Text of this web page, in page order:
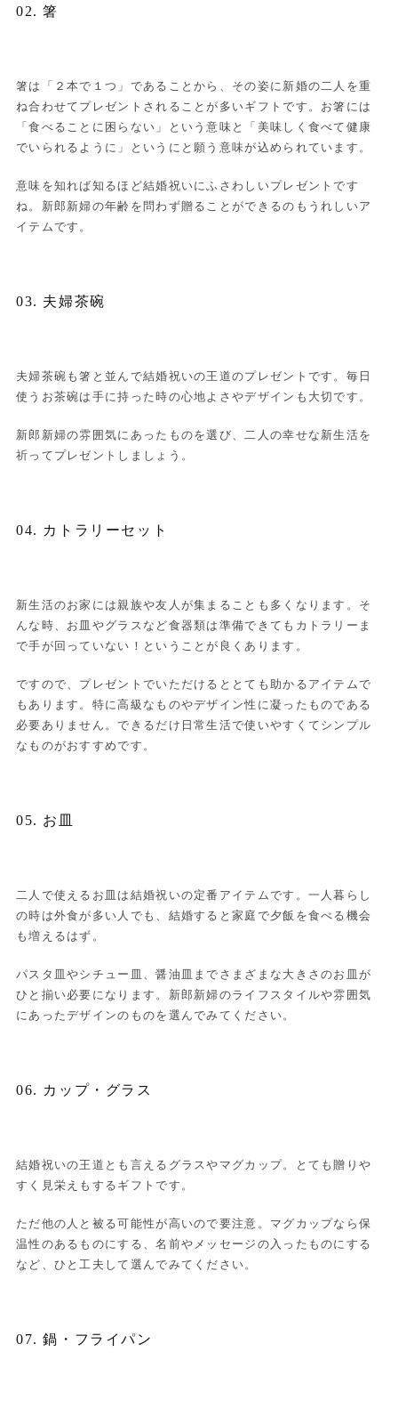
02. 箸
箸は「２本で１つ」であることから、その姿に新婚の二人を重
ね合わせてプレゼントされることが多いギフトです。お箸には
「食べることに困らない」という意味と「美味しく食べて健康
でいられるように」というにと願う意味が込められています。
意味を知れば知るほど結婚祝いにふさわしいプレゼントです
ね。新郎新婦の年齢を問わず贈ることができるのもうれしいア
イテムです。
03. 夫婦茶碗
夫婦茶碗も箸と並んで結婚祝いの王道のプレゼントです。毎日
使うお茶碗は手に持った時の心地よさやデザインも大切です。
新郎新婦の雰囲気にあったものを選び、二人の幸せな新生活を
祈ってプレゼントしましょう。
04. カトラリーセット
新生活のお家には親族や友人が集まることも多くなります。そ
んな時、お皿やグラスなど食器類は準備できてもカトラリーま
で手が回っていない！ということが良くあります。
ですので、プレゼントでいただけるととても助かるアイテムで
もあります。特に高級なものやデザイン性に凝ったものである
必要ありません。できるだけ日常生活で使いやすくてシンプル
なものがおすすめです。
05. お皿
二人で使えるお皿は結婚祝いの定番アイテムです。一人暮らし
の時は外食が多い人でも、結婚すると家庭で夕飯を食べる機会
も増えるはず。
パスタ皿やシチュー皿、醤油皿までさまざまな大きさのお皿が
ひと揃い必要になります。新郎新婦のライフスタイルや雰囲気
にあったデザインのものを選んでみてください。
06. カップ・グラス
結婚祝いの王道とも言えるグラスやマグカップ。とても贈りや
すく見栄えもするギフトです。
ただ他の人と被る可能性が高いので要注意。マグカップなら保
温性のあるものにする、名前やメッセージの入ったものにする
など、ひと工夫して選んでみてください。
07. 鍋・フライパン